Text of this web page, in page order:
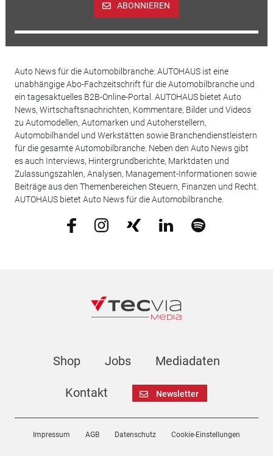
ABONNIEREN
Auto News für die Automobilbranche: AUTOHAUS ist eine
unabhängige Abo-Fachzeitschrift für die Automobilbranche und
ein tagesaktuelles B2B-Online-Portal. AUTOHAUS bietet Auto
News, Wirtschaftsnachrichten, Kommentare, Bilder und Videos
zu Automodellen, Automarken und Autoherstellern,
Automobilhandel und Werkstätten sowie Branchendienstleistern
für die gesamte Automobilbranche. Neben den Auto News gibt
es auch Interviews, Hintergrundberichte, Marktdaten und
Zulassungszahlen, Analysen, Management-Informationen sowie
Beiträge aus den Themenbereichen Steuern, Finanzen und Recht.
AUTOHAUS bietet Auto News für die Automobilbranche.
Shop Jobs Mediadaten
Kontakt Newsletter
Impressum AGB Datenschutz Cookie-Einstellungen